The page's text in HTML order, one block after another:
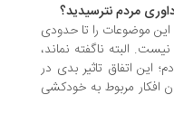
نترسیدید؟
را تا حدودی
ناگفته نماند،
تاثیر بدی در
مربوط به خودکشی